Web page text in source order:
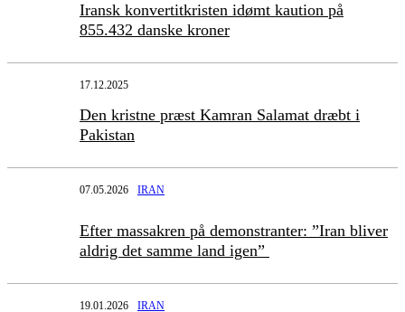
Iransk konvertitkristen idømt kaution på
855.432 danske kroner
17.12.2025
Den kristne præst Kamran Salamat dræbt i
Pakistan
07.05.2026 IRAN
Efter massakren på demonstranter: ”Iran bliver
aldrig det samme land igen”
19.01.2026 IRAN